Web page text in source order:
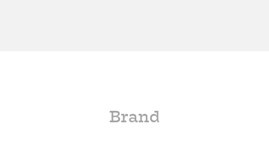
Brand